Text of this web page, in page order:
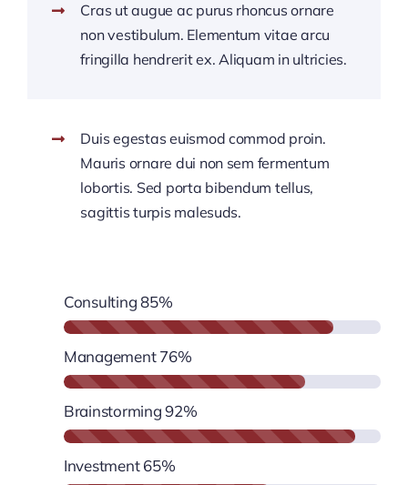
Cras ut augue ac purus rhoncus ornare
non vestibulum. Elementum vitae arcu
fringilla hendrerit ex. Aliquam in ultricies.
Duis egestas euismod commod proin.
Mauris ornare dui non sem fermentum
lobortis. Sed porta bibendum tellus,
sagittis turpis malesuds.
Consulting85%
Management 76%
Brainstorming 92%
Investment 65%